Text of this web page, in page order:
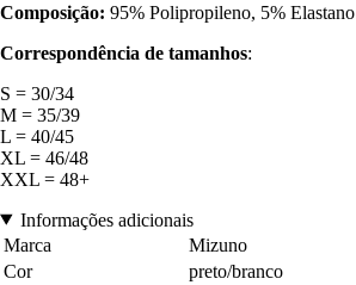
Composição: 95% Polipropileno, 5% Elastano
Correspondência de tamanhos:
S = 30/34
M = 35/39
L = 40/45
XL = 46/48
XXL = 48+
Informações adicionais
Marca
Mizuno
Cor
preto/branco